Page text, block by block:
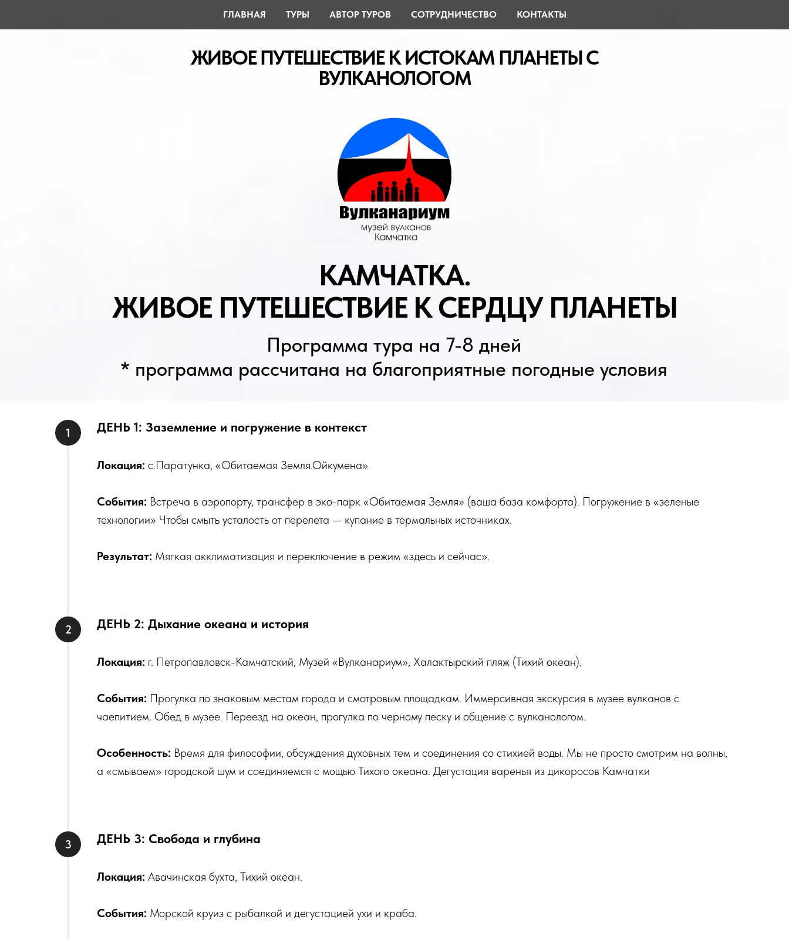
ГЛАВНАЯ ТУРЫ АВТОР ТУРОВ СОТРУДНИЧЕСТВО КОНТАКТЫ
Программа тура на 7-8 дней
* программа рассчитана на благоприятные погодные условия
ЖИВОЕ ПУТЕШЕСТВИЕ К ИСТОКАМ ПЛАНЕТЫ С
ВУЛКАНОЛОГОМ
КАМЧАТКА.
ЖИВОЕ ПУТЕШЕСТВИЕ К СЕРДЦУ ПЛАНЕТЫ
ДЕНЬ 1: Заземление и погружение в контекст
Локация: с.Паратунка, «Обитаемая Земля.Ойкумена»
События: Встреча в аэропорту, трансфер в эко-парк «Обитаемая Земля» (ваша база комфорта). Погружение в «зеленые
технологии» Чтобы смыть усталость от перелета — купание в термальных источниках.
Результат: Мягкая акклиматизация и переключение в режим «здесь и сейчас».
ДЕНЬ 2: Дыхание океана и история
Локация: г. Петропавловск-Камчатский, Музей «Вулканариум», Халактырский пляж (Тихий океан).
События: Прогулка по знаковым местам города и смотровым площадкам. Иммерсивная экскурсия в музее вулканов с
чаепитием. Обед в музее. Переезд на океан, прогулка по черному песку и общение с вулканологом.
Особенность: Время для философии, обсуждения духовных тем и соединения со стихией воды. Мы не просто смотрим на волны,
а «смываем» городской шум и соединяемся с мощью Тихого океана. Дегустация варенья из дикоросов Камчатки
ДЕНЬ 3: Свобода и глубина
Локация: Авачинская бухта, Тихий океан.
События: Морской круиз с рыбалкой и дегустацией ухи и краба.